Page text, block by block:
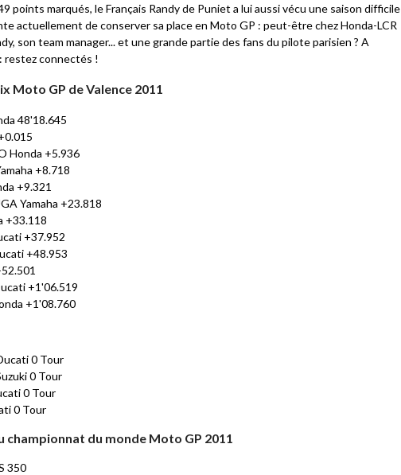
points marqués, le Français Randy de Puniet a lui aussi vécu une saison difficile
actuellement de conserver sa place en Moto GP : peut-être chez Honda-LCR
son team manager... et une grande partie des fans du pilote parisien ? A
restez connectés !
Moto GP de Valence 2011
48'18.645
Honda +5.936
+8.718
+9.321
Yamaha +23.818
+33.118
+37.952
+48.953
+1'06.519
+1'08.760
0 Tour
0 Tour
0 Tour
0 Tour
championnat du monde Moto GP 2011
350